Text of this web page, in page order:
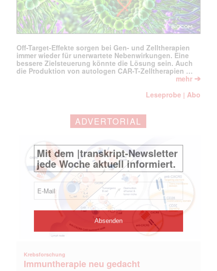
Off-Target-Effekte sorgen bei Gen- und Zelltherapien
immer wieder für unerwartete Nebenwirkungen. Eine
bessere Zielsteuerung könnte die Lösung sein. Auch
die Produktion von autologen CAR-T-Zelltherapien …
mehr ➔
Leseprobe |Abo
ADVERTORIAL
Krebsforschung
Immuntherapie neu gedacht